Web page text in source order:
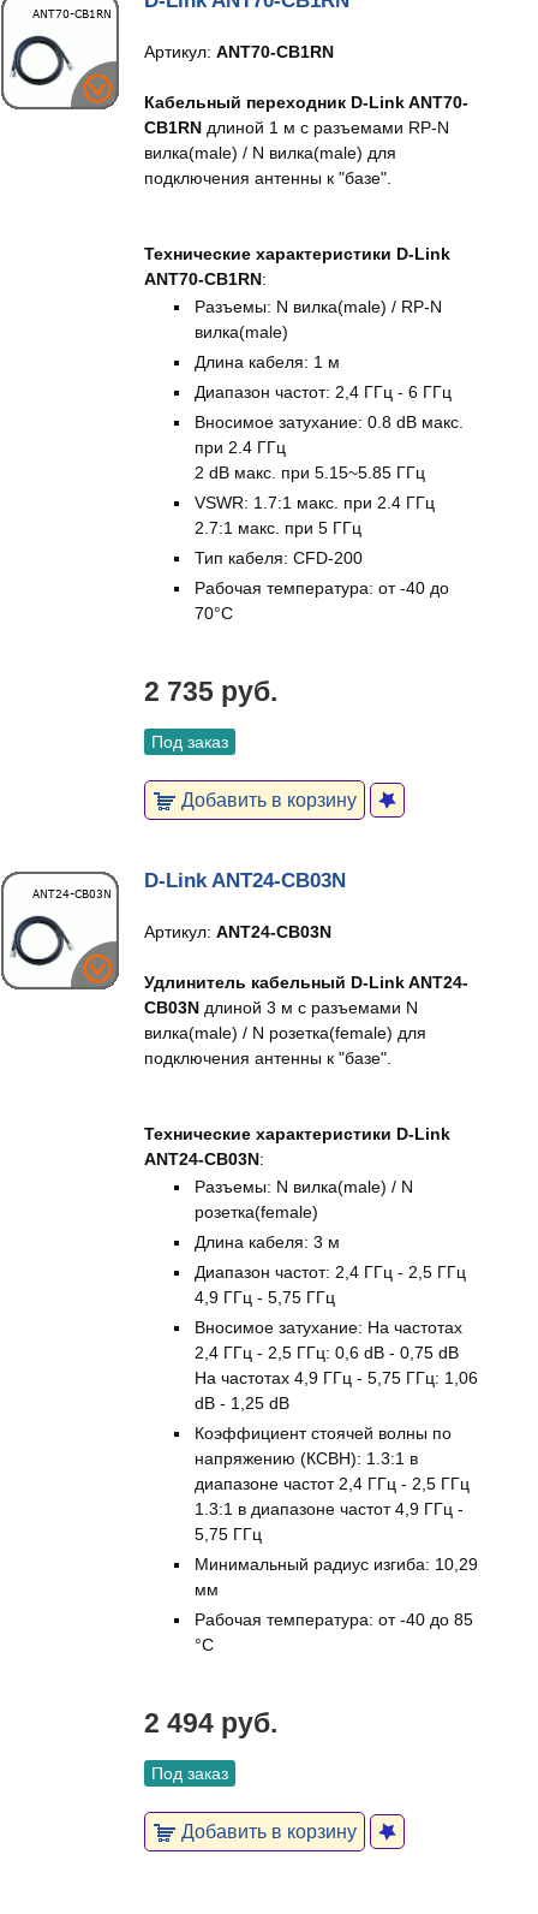
Артикул: ANT70-CB1RN
Кабельный переходник D-Link ANT70-
CB1RN длиной 1 м с разъемами RP-N
вилка(male) / N вилка(male) для
подключения антенны к "базе".
Технические характеристики D-Link
ANT70-CB1RN:
Разъемы: N вилка(male) / RP-N
вилка(male)
Длина кабеля: 1 м
Диапазон частот: 2,4 ГГц - 6 ГГц
Вносимое затухание: 0.8 dB макс.
при 2.4 ГГц
2 dB макс. при 5.15~5.85 ГГц
VSWR: 1.7:1 макс. при 2.4 ГГц
2.7:1 макс. при 5 ГГц
Тип кабеля: CFD-200
Рабочая температура: от -40 до
70°C
2 735 руб.
Под заказ
Добавить в корзину
D-Link ANT24-CB03N
Артикул: ANT24-CB03N
Удлинитель кабельный D-Link ANT24-
CB03N длиной 3 м с разъемами N
вилка(male) / N розетка(female) для
подключения антенны к "базе".
Технические характеристики D-Link
ANT24-CB03N:
Разъемы: N вилка(male) / N
розетка(female)
Длина кабеля: 3 м
Диапазон частот: 2,4 ГГц - 2,5 ГГц
4,9 ГГц - 5,75 ГГц
Вносимое затухание: На частотах
2,4 ГГц - 2,5 ГГц: 0,6 dB - 0,75 dB
На частотах 4,9 ГГц - 5,75 ГГц: 1,06
dB - 1,25 dB
Коэффициент стоячей волны по
напряжению (КСВН): 1.3:1 в
диапазоне частот 2,4 ГГц - 2,5 ГГц
1.3:1 в диапазоне частот 4,9 ГГц -
5,75 ГГц
Минимальный радиус изгиба: 10,29
мм
Рабочая температура: от -40 до 85
°C
2 494 руб.
Под заказ
Добавить в корзину